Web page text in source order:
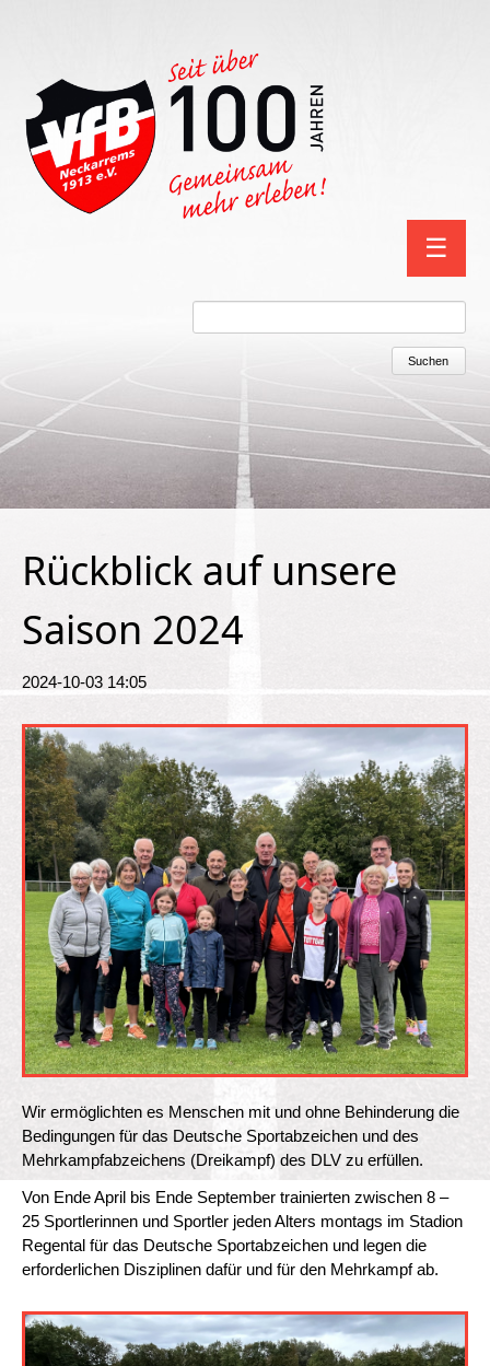
☰
Suchen
Rückblick auf unsere
Saison 2024
2024-10-03 14:05
Wir ermöglichten es Menschen mit und ohne Behinderung die
Bedingungen für das Deutsche Sportabzeichen und des
Mehrkampfabzeichens (Dreikampf) des DLV zu erfüllen.
Von Ende April bis Ende September trainierten zwischen 8 –
25 Sportlerinnen und Sportler jeden Alters montags im Stadion
Regental für das Deutsche Sportabzeichen und legen die
erforderlichen Disziplinen dafür und für den Mehrkampf ab.